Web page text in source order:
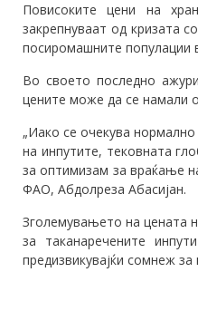
Повисоките цени на
закрепнуваат од кризата
посиромашните популации
Во своето последно
цените може да се намали
„Иако се очекува
на инпутите, тековната
за оптимизам за враќање
ФАО, Абдолреза Абасијан.
Зголемувањето на цената
за таканаречените
предизвикувајќи сомнеж